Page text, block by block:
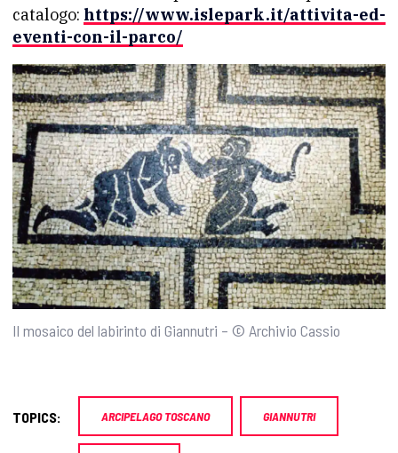
catalogo: https://www.islepark.it/attivita-ed-
eventi-con-il-parco/
Il mosaico del labirinto di Giannutri – © Archivio Cassio
TOPICS: ARCIPELAGO TOSCANO GIANNUTRI